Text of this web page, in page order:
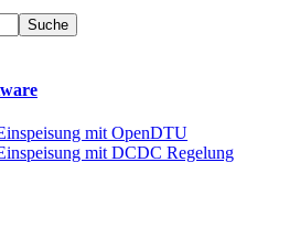
mit OpenDTU
mit DCDC Regelung